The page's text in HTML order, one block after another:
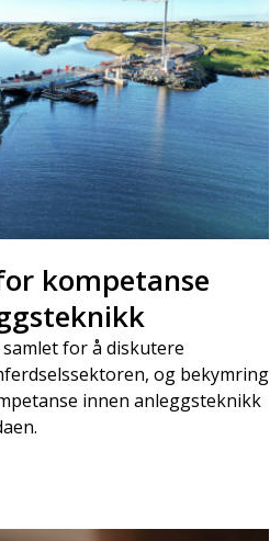
kompetanse
for å diskutere
og bekymring
innen anleggsteknikk